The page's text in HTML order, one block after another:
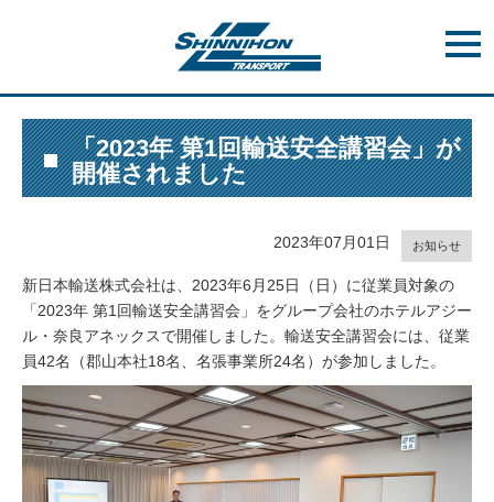
t
o
e
n
a
v
i
「2023年 第1回輸送安全講習会」が
開催されました
お知らせ
2023年07月01日
新日本輸送株式会社は、2023年6月25日（日）に従業員対象の
「2023年 第1回輸送安全講習会」をグループ会社のホテルアジー
ル・奈良アネックスで開催しました。輸送安全講習会には、従業
員42名（郡山本社18名、名張事業所24名）が参加しました。